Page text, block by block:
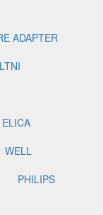
ADAPTER
ELICA
WELL
PHILIPS